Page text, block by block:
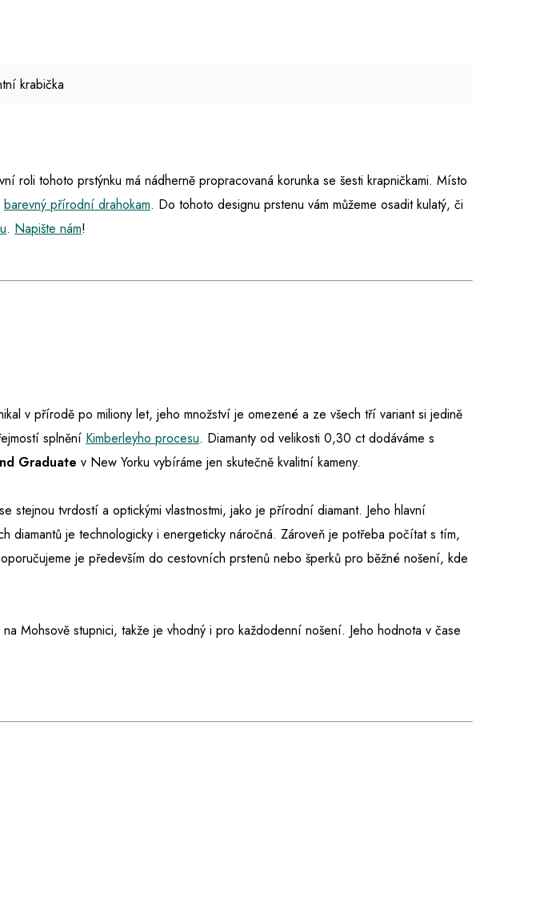
krabička
tohoto prstýnku má nádherně propracovaná korunka se šesti krapničkami. Místo
barevný přírodní drahokam. Do tohoto designu prstenu vám můžeme osadit kulatý, či
. Napište nám!
v přírodě po miliony let, jeho množství je omezené a ze všech tří variant si jedině
splnění Kimberleyho procesu. Diamanty od velikosti 0,30 ct dodáváme s
Graduate v New Yorku vybíráme jen skutečně kvalitní kameny.
stejnou tvrdostí a optickými vlastnostmi, jako je přírodní diamant. Jeho hlavní
je technologicky i energeticky náročná. Zároveň je potřeba počítat s tím,
je především do cestovních prstenů nebo šperků pro běžné nošení, kde
Mohsově stupnici, takže je vhodný i pro každodenní nošení. Jeho hodnota v čase